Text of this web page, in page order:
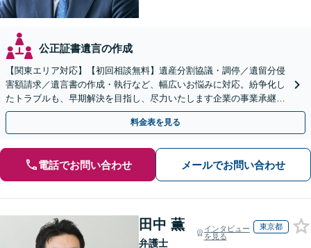
公正証書遺言の作成
【関東エリア対応】【初回相談無料】遺産分割協議・調停／遺留分侵
害額請求／遺言書の作成・執行など、幅広いお悩みに対応。紛争化し
たトラブルも、早期解決を目指し、尽力いたします企業の事業承継の
お悩みもご相談ください【夜間・休日面談】【電話相談可】
料金表を見る
電話でお問い合わせ メールでお問い合わせ
田中 薫
弁護士
インタビュー
を見る
東京都